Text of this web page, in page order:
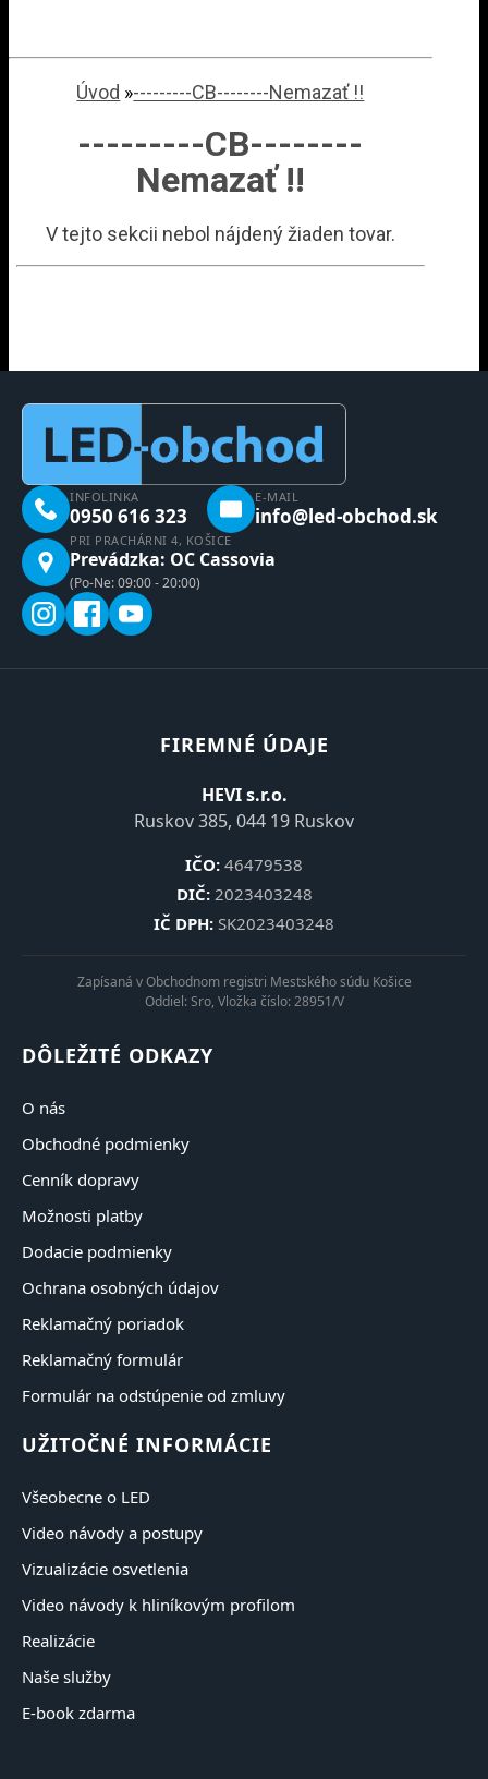
Úvod »---------CB--------Nemazať !!
---------CB--------
Nemazať !!
V tejto sekcii nebol nájdený žiaden tovar.
INFOLINKA
0950 616 323
E-MAIL
info@led-obchod.sk
PRI PRACHÁRNI 4, KOŠICE
Prevádzka: OC Cassovia
(Po-Ne: 09:00 - 20:00)
FIREMNÉ ÚDAJE
HEVI s.r.o.
Ruskov 385, 044 19 Ruskov
IČO: 46479538
DIČ:2023403248
IČ DPH: SK2023403248
Zapísaná v Obchodnom registri Mestského súdu Košice
Oddiel: Sro, Vložka číslo: 28951/V
DÔLEŽITÉ ODKAZY
O nás
Obchodné podmienky
Cenník dopravy
Možnosti platby
Dodacie podmienky
Ochrana osobných údajov
Reklamačný poriadok
Reklamačný formulár
Formulár na odstúpenie od zmluvy
UŽITOČNÉ INFORMÁCIE
Všeobecne o LED
Video návody a postupy
Vizualizácie osvetlenia
Video návody k hliníkovým profilom
Realizácie
Naše služby
E-book zdarma